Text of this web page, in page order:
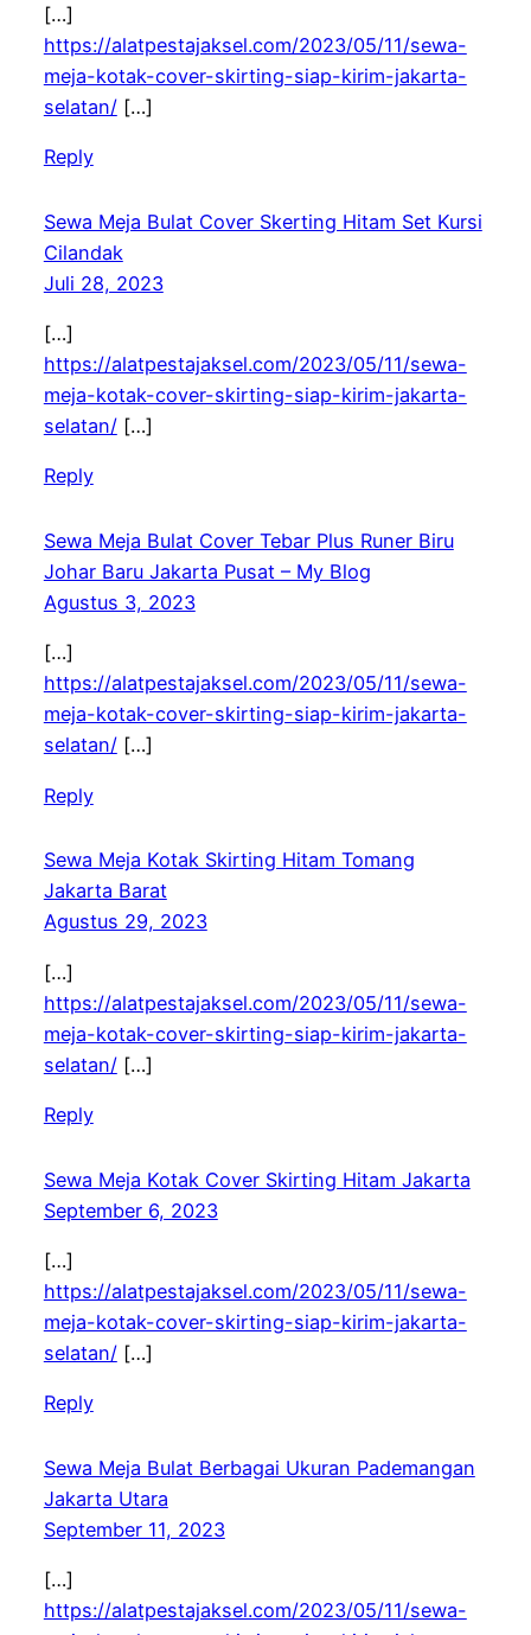
[…]
https://alatpestajaksel.com/2023/05/11/sewa-
meja-kotak-cover-skirting-siap-kirim-jakarta-
selatan/[…]
Reply
Sewa Meja Bulat Cover Skerting Hitam Set Kursi
Cilandak
Juli 28, 2023
[…]
https://alatpestajaksel.com/2023/05/11/sewa-
meja-kotak-cover-skirting-siap-kirim-jakarta-
selatan/[…]
Reply
Sewa Meja Bulat Cover Tebar Plus Runer Biru
Johar Baru Jakarta Pusat – My Blog
Agustus 3, 2023
[…]
https://alatpestajaksel.com/2023/05/11/sewa-
meja-kotak-cover-skirting-siap-kirim-jakarta-
selatan/[…]
Reply
Sewa Meja Kotak Skirting Hitam Tomang
Jakarta Barat
Agustus 29, 2023
[…]
https://alatpestajaksel.com/2023/05/11/sewa-
meja-kotak-cover-skirting-siap-kirim-jakarta-
selatan/[…]
Reply
Sewa Meja Kotak Cover Skirting Hitam Jakarta
September 6, 2023
[…]
https://alatpestajaksel.com/2023/05/11/sewa-
meja-kotak-cover-skirting-siap-kirim-jakarta-
selatan/[…]
Reply
Sewa Meja Bulat Berbagai Ukuran Pademangan
Jakarta Utara
September 11, 2023
[…]
https://alatpestajaksel.com/2023/05/11/sewa-